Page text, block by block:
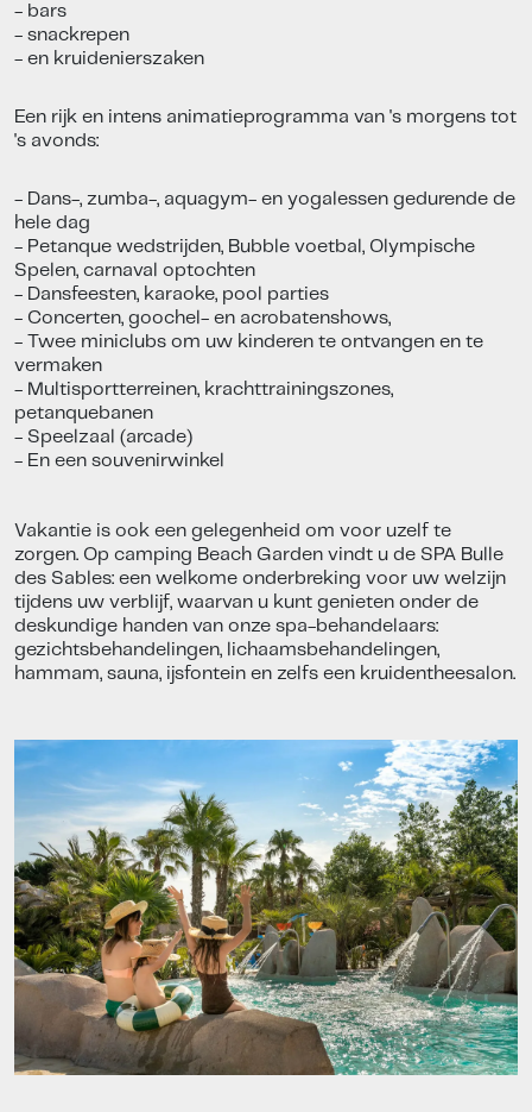
- bars
- snackrepen
- en kruidenierszaken
Een rijk en intens animatieprogramma van 's morgens tot
's avonds:
- Dans-, zumba-, aquagym- en yogalessen gedurende de
hele dag
- Petanque wedstrijden, Bubble voetbal, Olympische
Spelen, carnaval optochten
- Dansfeesten, karaoke, pool parties
- Concerten, goochel- en acrobatenshows,
- Twee miniclubs om uw kinderen te ontvangen en te
vermaken
- Multisportterreinen, krachttrainingszones,
petanquebanen
- Speelzaal (arcade)
- En een souvenirwinkel
Vakantie is ook een gelegenheid om voor uzelf te
zorgen. Op camping Beach Garden vindt u de SPA Bulle
des Sables: een welkome onderbreking voor uw welzijn
tijdens uw verblijf, waarvan u kunt genieten onder de
deskundige handen van onze spa-behandelaars:
gezichtsbehandelingen, lichaamsbehandelingen,
hammam, sauna, ijsfontein en zelfs een kruidentheesalon.